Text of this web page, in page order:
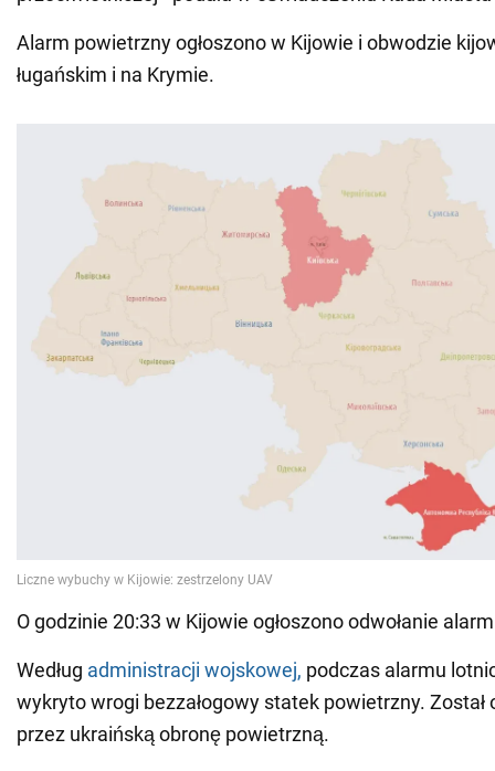
Alarm powietrzny ogłoszono w Kijowie i obwodzie
ługańskim i na Krymie.
O godzinie 20:33 w Kijowie ogłoszono odwołanie
Według administracji wojskowej, podczas alarmu
wykryto wrogi bezzałogowy statek powietrzny. Został
przez ukraińską obronę powietrzną.